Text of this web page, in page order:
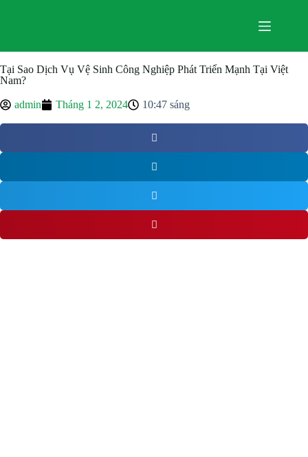
Tại Sao Dịch Vụ Vệ Sinh Công Nghiệp Phát Triển Mạnh Tại Việt
Nam?
admin Tháng 1 2, 2024 10:47 sáng